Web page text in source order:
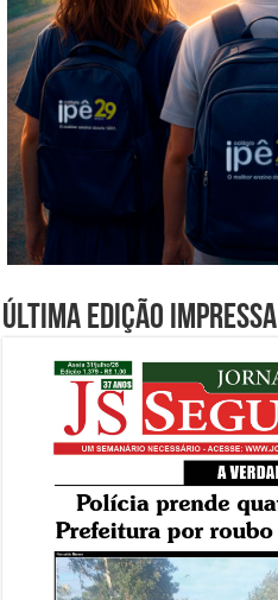
Última edição impressa